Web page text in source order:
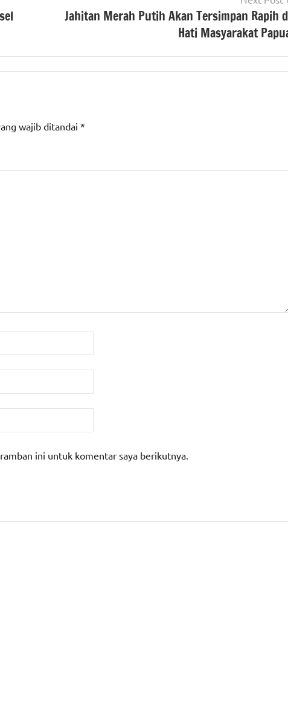
Jahitan Merah Putih Akan Tersimpan Rapih
Hati Masyarakat
wajib ditandai *
ini untuk komentar saya berikutnya.